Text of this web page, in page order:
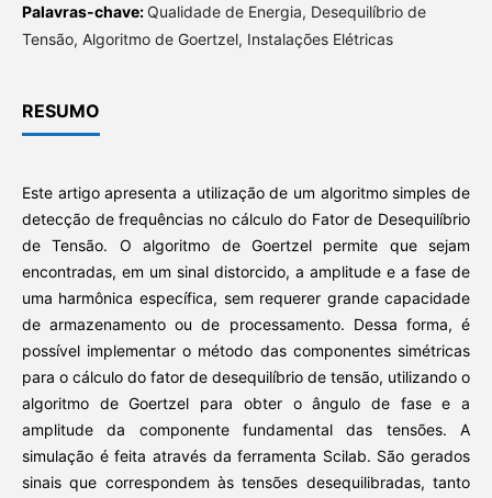
Palavras-chave: Qualidade de Energia, Desequilíbrio de
Tensão, Algoritmo de Goertzel, Instalações Elétricas
RESUMO
Este artigo apresenta a utilização de um algoritmo simples de
detecção de frequências no cálculo do Fator de Desequilíbrio
de Tensão. O algoritmo de Goertzel permite que sejam
encontradas, em um sinal distorcido, a amplitude e a fase de
uma harmônica específica, sem requerer grande capacidade
de armazenamento ou de processamento. Dessa forma, é
possível implementar o método das componentes simétricas
para o cálculo do fator de desequilíbrio de tensão, utilizando o
algoritmo de Goertzel para obter o ângulo de fase e a
amplitude da componente fundamental das tensões. A
simulação é feita através da ferramenta Scilab. São gerados
sinais que correspondem às tensões desequilibradas, tanto